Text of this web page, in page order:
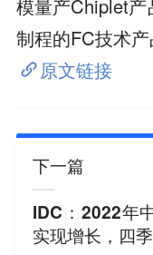
模量产Chiplet
制程的FC技术产
原文链接
下一篇
IDC：2022年
实现增长，四